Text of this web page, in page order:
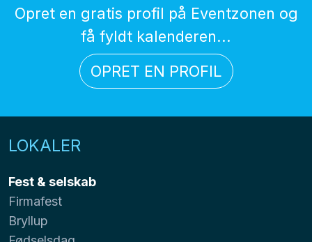
Opret en gratis profil på Eventzonen og
få fyldt kalenderen...
OPRET EN PROFIL
LOKALER
Fest & selskab
Firmafest
Bryllup